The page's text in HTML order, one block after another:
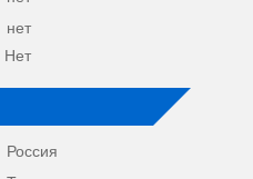
нет
Нет
Россия